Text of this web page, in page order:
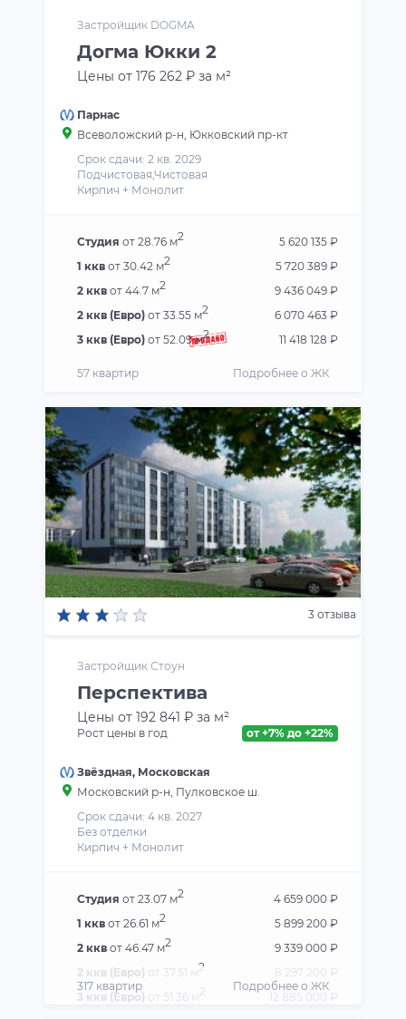
Застройщик DOGMA
Догма Юкки 2
Цены от 176 262 ₽ за м²
Парнас
Всеволожский р-н, Юкковский пр-кт
Срок сдачи: 2 кв. 2029
Подчистовая,Чистовая
Кирпич + Монолит
Студия от 28.76 м2
5 620 135 ₽
1 ккв от 30.42 м2
5 720 389 ₽
2 ккв от 44.7 м2
9 436 049 ₽
2 ккв (Евро) от 33.55 м2
6 070 463 ₽
3 ккв (Евро) от 52.09 м2 11 418 128 ₽
57 квартир Подробнее о ЖК
3 отзыва
Застройщик Стоун
Перспектива
Цены от 192 841 ₽ за м²
Рост цены в год от +7% до +22%
Звёздная, Московская
Московский р-н, Пулковское ш.
Срок сдачи: 4 кв. 2027
Без отделки
Кирпич + Монолит
Студия от 23.07 м2
4 659 000 ₽
1 ккв от 26.61 м2
5 899 200 ₽
2 ккв от 46.47 м2
9 339 000 ₽
2 ккв (Евро)
от 37.51 м2
8 297 200 ₽
3 ккв (Евро)
от 51.36 м2 12 885 000 ₽
317 квартир Подробнее о ЖК